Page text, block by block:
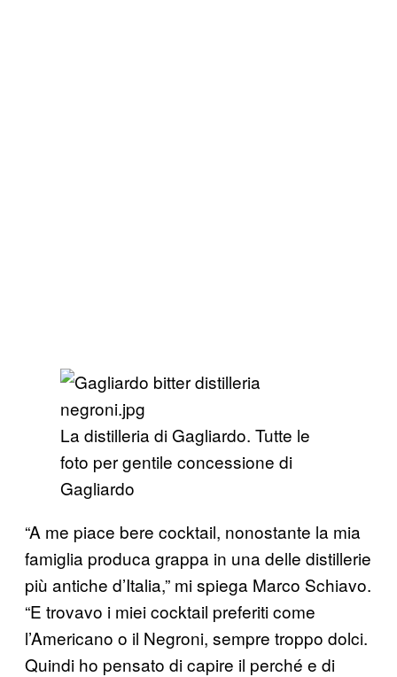
La distilleria di Gagliardo. Tutte le
foto per gentile concessione di
Gagliardo​
“A me piace bere cocktail, nonostante la mia
famiglia produca grappa in una delle distillerie
più antiche d’Italia,” mi spiega Marco Schiavo.
“E trovavo i miei cocktail preferiti come
l’Americano o il Negroni, sempre troppo dolci.
Quindi ho pensato di capire il perché e di